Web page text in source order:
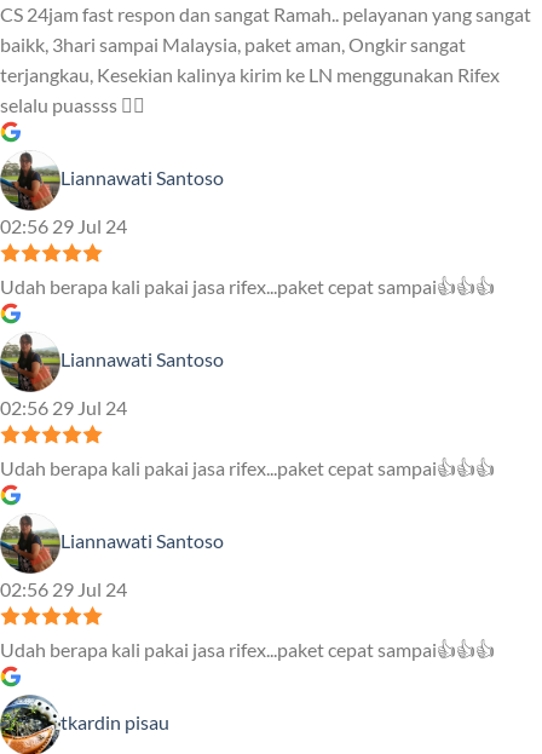
CS 24jam fast respon dan sangat Ramah.. pelayanan yang sangat
baikk, 3hari sampai Malaysia, paket aman, Ongkir sangat
terjangkau, Kesekian kalinya kirim ke LN menggunakan Rifex
selalu puassss ❤️‍🔥
Liannawati Santoso
02:56 29 Jul 24
Udah berapa kali pakai jasa rifex...paket cepat sampai👍👍👍
Liannawati Santoso
02:56 29 Jul 24
Udah berapa kali pakai jasa rifex...paket cepat sampai👍👍👍
Liannawati Santoso
02:56 29 Jul 24
Udah berapa kali pakai jasa rifex...paket cepat sampai👍👍👍
tkardin pisau